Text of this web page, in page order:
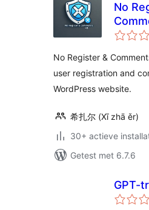
No
No Register &
user registration and
WordPress website.
希扎尔 (Xī zhā ěr)
30+ actieve
Getest met 6.7.6
GPT-